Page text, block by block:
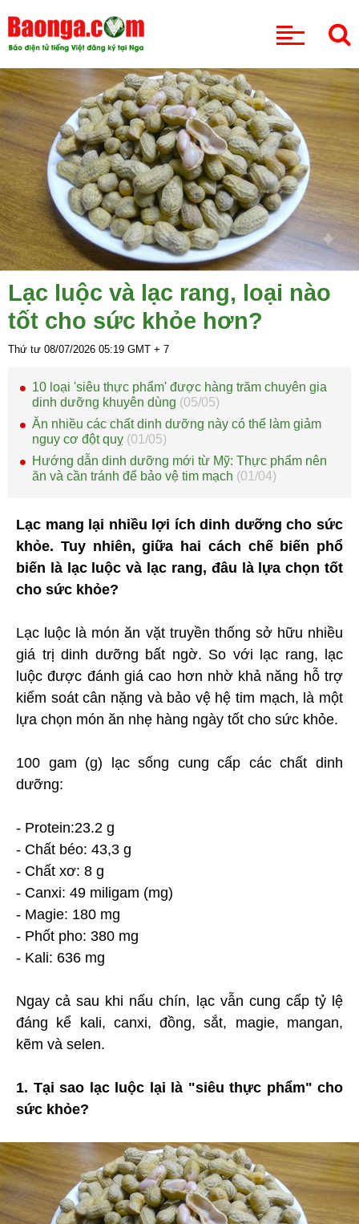
Lạc luộc và lạc rang, loại nào
tốt cho sức khỏe hơn?
Thứ tư 08/07/2026 05:19 GMT + 7
10 loại 'siêu thực phẩm' được hàng trăm chuyên gia
dinh dưỡng khuyên dùng (05/05)
Ăn nhiều các chất dinh dưỡng này có thể làm giảm
nguy cơ đột quỵ (01/05)
Hướng dẫn dinh dưỡng mới từ Mỹ: Thực phẩm nên
ăn và cần tránh để bảo vệ tim mạch (01/04)
Lạc mang lại nhiều lợi ích dinh dưỡng cho sức
khỏe. Tuy nhiên, giữa hai cách chế biến phổ
biến là lạc luộc và lạc rang, đâu là lựa chọn tốt
cho sức khỏe?
Lạc luộc là món ăn vặt truyền thống sở hữu nhiều
giá trị dinh dưỡng bất ngờ. So với lạc rang, lạc
luộc được đánh giá cao hơn nhờ khả năng hỗ trợ
kiểm soát cân nặng và bảo vệ hệ tim mạch, là một
lựa chọn món ăn nhẹ hàng ngày tốt cho sức khỏe.
100 gam (g) lạc sống cung cấp các chất dinh
dưỡng:
- Protein:23.2 g
- Chất béo: 43,3 g
- Chất xơ: 8 g
- Canxi: 49 miligam (mg)
- Magie: 180 mg
- Phốt pho: 380 mg
- Kali: 636 mg
Ngay cả sau khi nấu chín, lạc vẫn cung cấp tỷ lệ
đáng kể kali, canxi, đồng, sắt, magie, mangan,
kẽm và selen.
1. Tại sao lạc luộc lại là "siêu thực phẩm" cho
sức khỏe?